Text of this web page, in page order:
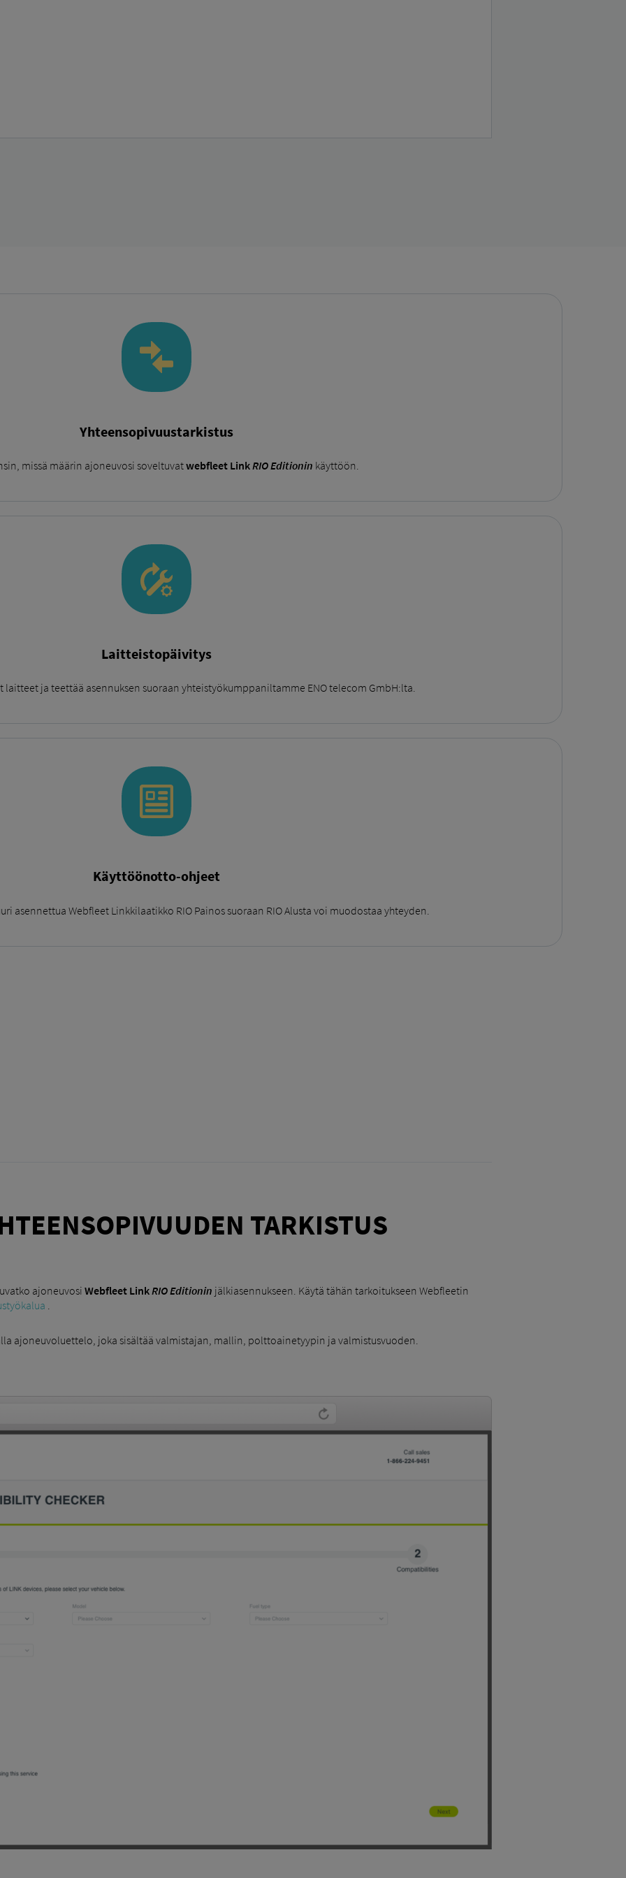
Yhteensopivuustarkistus
missä määrin ajoneuvosi soveltuvatwebfleet LinkRIO Editionin käyttöön.
Laitteistopäivitys
ja teettää asennuksen suoraan yhteistyökumppaniltamme ENO telecom GmbH:lta.
Käyttöönotto-ohjeet
asennettua Webfleet Linkkilaatikko RIO Painos suoraan RIO Alusta voi muodostaa yhteyden.
TARKISTUS
ajoneuvosi Webfleet Link RIO Editionin jälkiasennukseen. Käytä tähän tarkoitukseen Webfleetin
ajoneuvoluettelo, joka sisältää valmistajan, mallin, polttoainetyypin ja valmistusvuoden.